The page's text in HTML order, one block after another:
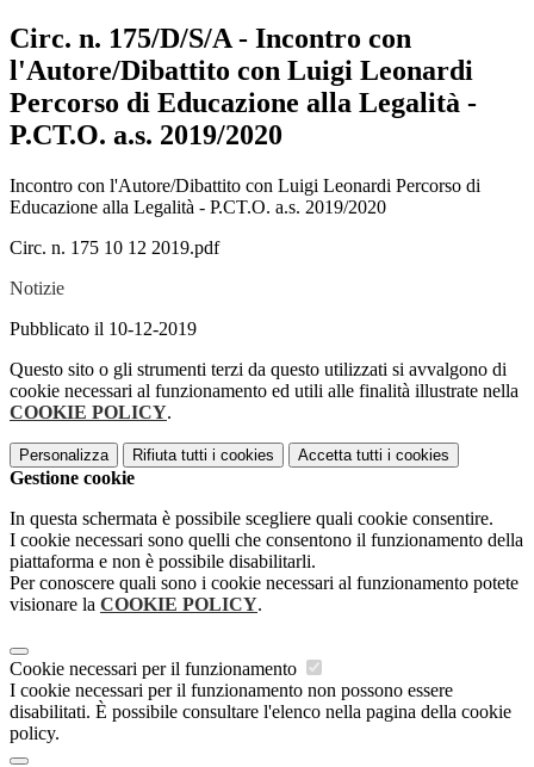
Circ. n. 175/D/S/A - Incontro con
l'Autore/Dibattito con Luigi Leonardi
Percorso di Educazione alla Legalità -
P.CT.O. a.s. 2019/2020
Incontro con l'Autore/Dibattito con Luigi Leonardi Percorso di
Educazione alla Legalità - P.CT.O. a.s. 2019/2020
Circ. n. 175 10 12 2019.pdf
Notizie
Pubblicato il 10-12-2019
Questo sito o gli strumenti terzi da questo utilizzati si avvalgono di
cookie necessari al funzionamento ed utili alle finalità illustrate nella
COOKIE POLICY.
Personalizza Rifiuta tutti i cookies Accetta tutti i cookies
Gestione cookie
In questa schermata è possibile scegliere quali cookie consentire.
I cookie necessari sono quelli che consentono il funzionamento della
piattaforma e non è possibile disabilitarli.
Per conoscere quali sono i cookie necessari al funzionamento potete
visionare la COOKIE POLICY.
Cookie necessari per il funzionamento
I cookie necessari per il funzionamento non possono essere
disabilitati. È possibile consultare l'elenco nella pagina della cookie
policy.